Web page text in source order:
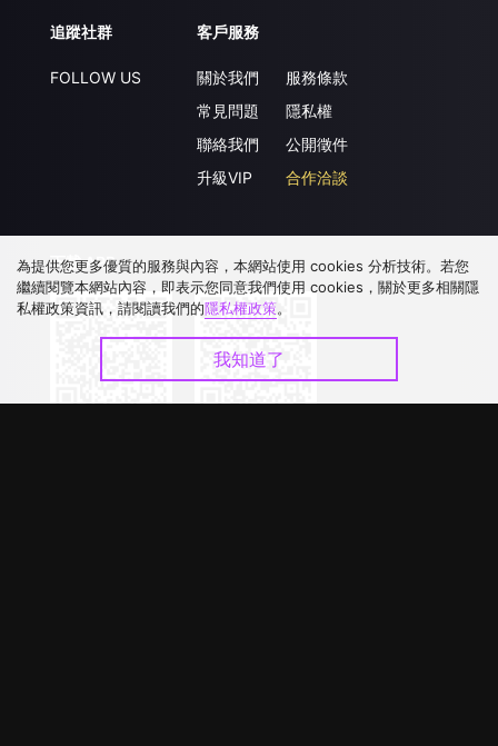
追蹤社群
FOLLOW US
客戶服務
關於我們
常見問題
聯絡我們
升級VIP
服務條款
隱私權
公開徵件
合作洽談
下載 APP
為提供您更多優質的服務與內容，本網站使用 cookies 分析技術。若您
繼續閱覽本網站內容，即表示您同意我們使用 cookies，關於更多相關隱
私權政策資訊，請閱讀我們的隱私權政策。
我知道了